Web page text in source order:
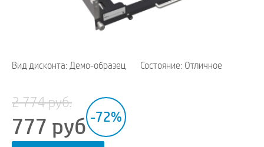
Вид дисконта: Демо-образец Состояние: Отличное
2 774 руб.
777 руб -72%